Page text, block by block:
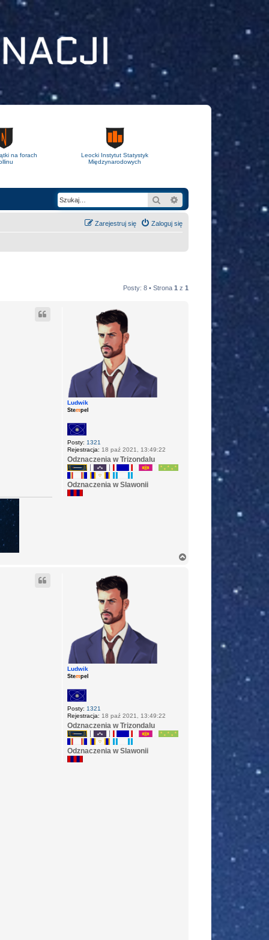
na forach
Leocki Instytut Statystyk
Międzynarodowych
Szukaj
Zaloguj się
Zarejestruj się
Posty: 8 • Strona 1 z 1
Ludwik
Stempel
Posty: 1321
Rejestracja: 18 paź 2021, 13:49:22
Odznaczenia w Trizondalu
Odznaczenia w Slawonii
Ludwik
Stempel
Posty: 1321
Rejestracja: 18 paź 2021, 13:49:22
Odznaczenia w Trizondalu
Odznaczenia w Slawonii